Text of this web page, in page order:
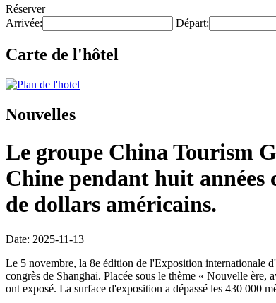
Réserver
Arrivée:
Départ:
Carte de l'hôtel
Nouvelles
Le groupe China Tourism
Chine pendant huit
de dollars américains.
Date: 2025-11-13
Le 5 novembre, la 8e édition de l'Exposition internationale
congrès de Shanghai. Placée sous le thème « Nouvelle ère,
ont exposé. La surface d'exposition a dépassé les 430 000